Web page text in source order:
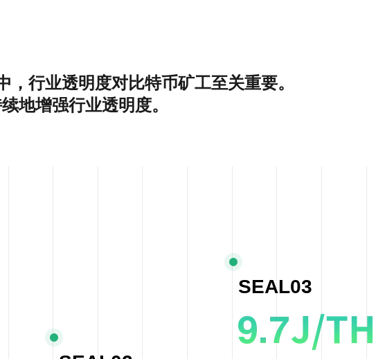
，行业透明度对比特币矿工至关重要。
地增强行业透明度。
SEAL03